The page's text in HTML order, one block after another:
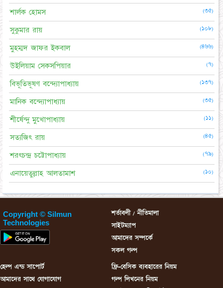
শার্লক হোমস (৩৫)
সুকুমার রায় (১০৮)
মুহম্মদ জাফর ইকবাল (৪৬৬)
উইলিয়াম সেকসপিয়ার (৭)
বিভূতিভূষণ বন্দ্যোপাধ্যায় (১৩৭)
মানিক বন্দ্যোপাধ্যায় (৩৫)
শীর্ষেন্দু মুখোপাধ্যায় (১১)
সত্যজিৎ রায় (৪৫)
শরৎচন্দ্র চট্টোপাধ্যায় (৭৯)
এনায়েতুল্লাহ আলতামাশ (১০)
Copyright © Silmun
Technologies
শর্তাবলী / নীতিমালা
সাইটম্যাপ
আমাদের সম্পর্কে
সকল গল্প
হেল্প এন্ড সাপোর্ট
আমাদের সাথে যোগাযোগ
ফ্রি-বেসিক ব্যবহারের নিয়ম
গল্প লিখনের নিয়ম